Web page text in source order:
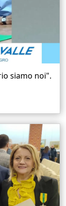
siamo noi".